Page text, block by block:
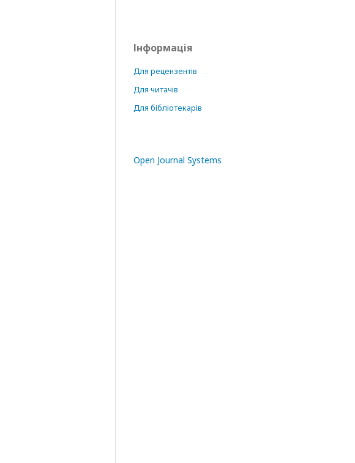
Інформація
Для рецензентів
Для читачів
Для бібліотекарів
Open Journal Systems